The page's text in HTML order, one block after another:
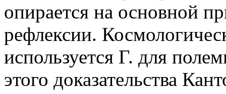
опирается на основной
рефлексии.
используется Г. для
этого доказательства